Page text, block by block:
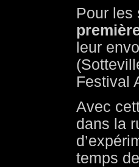
Pour les
leur
Festival
Avec
dans la
temps